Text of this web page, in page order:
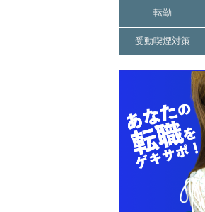
転勤
受動喫煙対策